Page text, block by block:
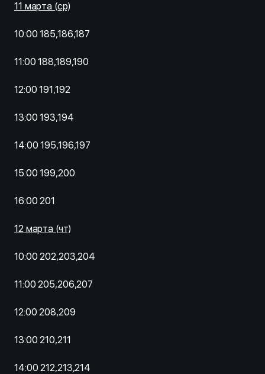
11 марта (ср)
10:00 185,186,187
11:00 188,189,190
12:00 191,192
13:00 193,194
14:00 195,196,197
15:00 199,200
16:00 201
12 марта (чт)
10:00 202,203,204
11:00 205,206,207
12:00 208,209
13:00 210,211
14:00 212,213,214